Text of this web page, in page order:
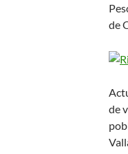
de
de